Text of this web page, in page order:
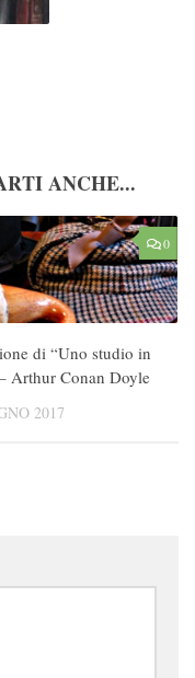
ANCHE...
0
di “Uno studio in
Arthur Conan Doyle
2017